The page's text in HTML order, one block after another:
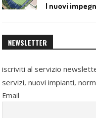
I nuovi
NEWSLETTER
iscriviti al servizio
servizi, nuovi impianti,
Email